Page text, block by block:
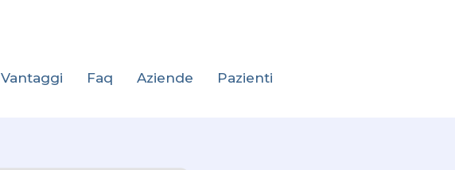
Vantaggi Faq Aziende Pazienti